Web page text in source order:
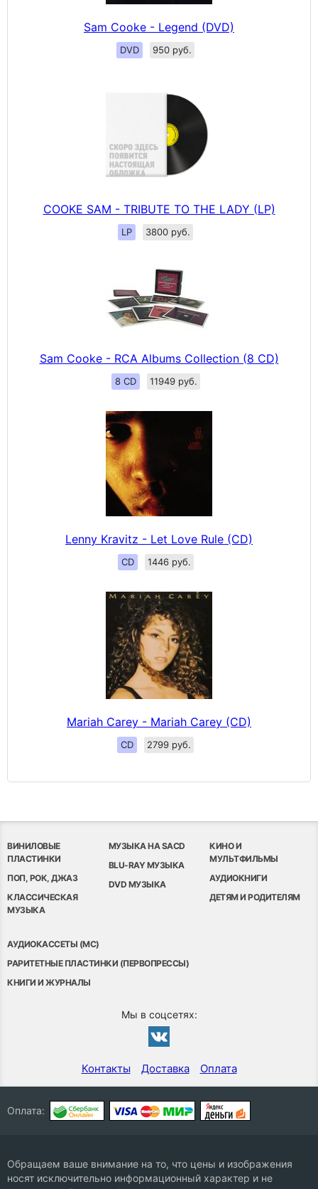
Sam Cooke - Legend (DVD)
DVD 950 руб.
COOKE SAM - TRIBUTE TO THE LADY (LP)
LP 3800 руб.
Sam Cooke - RCA Albums Collection (8 CD)
8 CD 11949 руб.
Lenny Kravitz - Let Love Rule (CD)
CD 1446 руб.
Mariah Carey - Mariah Carey (CD)
CD 2799 руб.
ВИНИЛОВЫЕ
ПЛАСТИНКИ
ПОП, РОК, ДЖАЗ
КЛАССИЧЕСКАЯ
МУЗЫКА
МУЗЫКА НА SACD
BLU-RAY МУЗЫКА
DVD МУЗЫКА
КИНО И
МУЛЬТФИЛЬМЫ
АУДИОКНИГИ
ДЕТЯМ И РОДИТЕЛЯМ
АУДИОКАССЕТЫ (MC)
РАРИТЕТНЫЕ ПЛАСТИНКИ (ПЕРВОПРЕССЫ)
КНИГИ И ЖУРНАЛЫ
Мы в соцсетях:
Контакты Доставка Оплата
Оплата:
Обращаем ваше внимание на то, что цены и изображения
носят исключительно информационный характер и не